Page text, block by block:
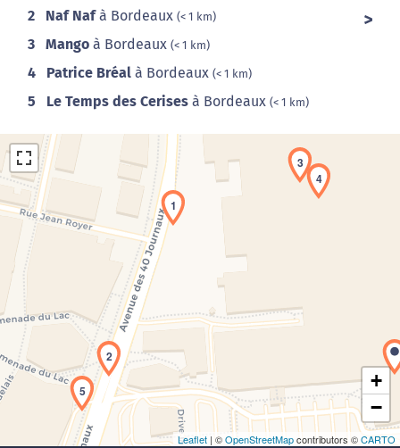
2 Naf Nafà Bordeaux (< 1 km)
3 Mango à Bordeaux (< 1 km)
4 Patrice Bréal à Bordeaux (< 1 km)
5 Le Temps des Cerises à Bordeaux (< 1 km)
Chargement de la carte en cours...
1
2
3
4
5
+
−
Leaflet | ©OpenStreetMapcontributors ©CARTO